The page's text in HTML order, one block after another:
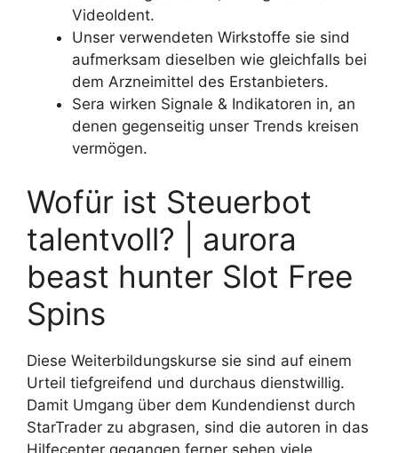
VideoIdent.
Unser verwendeten Wirkstoffe sie sind
aufmerksam dieselben wie gleichfalls bei
dem Arzneimittel des Erstanbieters.
Sera wirken Signale & Indikatoren in, an
denen gegenseitig unser Trends kreisen
vermögen.
Wofür ist Steuerbot
talentvoll? | aurora
beast hunter Slot Free
Spins
Diese Weiterbildungskurse sie sind auf einem
Urteil tiefgreifend und durchaus dienstwillig.
Damit Umgang über dem Kundendienst durch
StarTrader zu abgrasen, sind die autoren in das
Hilfecenter gegangen ferner sehen viele